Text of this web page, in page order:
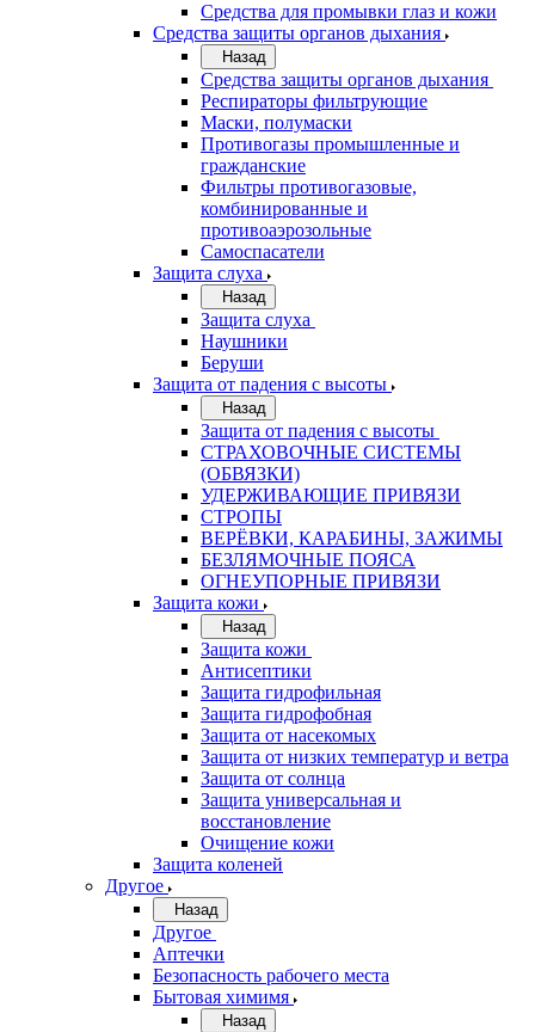
Средства для промывки глаз и кожи
Средства защиты органов дыхания
Назад
Средства защиты органов дыхания
Респираторы фильтрующие
Маски, полумаски
Противогазы промышленные и
гражданские
Фильтры противогазовые,
комбинированные и
противоаэрозольные
Самоспасатели
Защита слуха
Назад
Защита слуха
Наушники
Беруши
Защита от падения с высоты
Назад
Защита от падения с высоты
СТРАХОВОЧНЫЕ СИСТЕМЫ
(ОБВЯЗКИ)
УДЕРЖИВАЮЩИЕ ПРИВЯЗИ
СТРОПЫ
ВЕРЁВКИ, КАРАБИНЫ, ЗАЖИМЫ
БЕЗЛЯМОЧНЫЕ ПОЯСА
ОГНЕУПОРНЫЕ ПРИВЯЗИ
Защита кожи
Назад
Защита кожи
Антисептики
Защита гидрофильная
Защита гидрофобная
Защита от насекомых
Защита от низких температур и ветра
Защита от солнца
Защита универсальная и
восстановление
Очищение кожи
Защита коленей
Другое
Назад
Другое
Аптечки
Безопасность рабочего места
Бытовая химимя
Назад